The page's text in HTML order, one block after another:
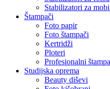
Stabilizatori za
Štampači
Foto papir
Foto štampači
Kertridži
Ploteri
Profesionalni
Studijska oprema
Beauty diševi